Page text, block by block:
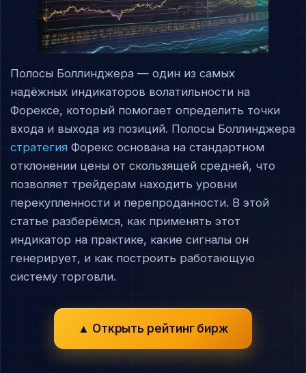
Полосы Боллинджера — один из самых
надёжных индикаторов волатильности на
Форексе, который помогает определить точки
входа и выхода из позиций. Полосы Боллинджера
стратегия Форекс основана на стандартном
отклонении цены от скользящей средней, что
позволяет трейдерам находить уровни
перекупленности и перепроданности. В этой
статье разберёмся, как применять этот
индикатор на практике, какие сигналы он
генерирует, и как построить работающую
систему торговли.
▲ Открыть рейтинг бирж